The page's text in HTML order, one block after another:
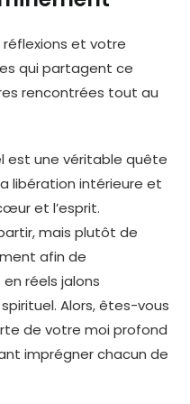
réflexions et votre
qui partagent ce
rencontrées tout au
est une véritable quête
libération intérieure et
et l’esprit.
mais plutôt de
afin de
réels jalons
Alors, êtes-vous
de votre moi profond
imprégner chacun de